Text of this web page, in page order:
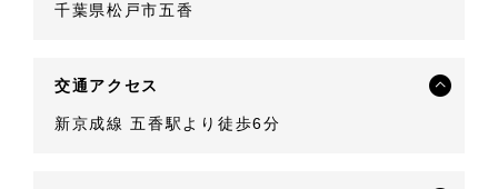
千葉県松戸市五香
交通アクセス
新京成線 五香駅より徒歩6分